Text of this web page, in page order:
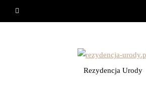
Rezydencja Urody